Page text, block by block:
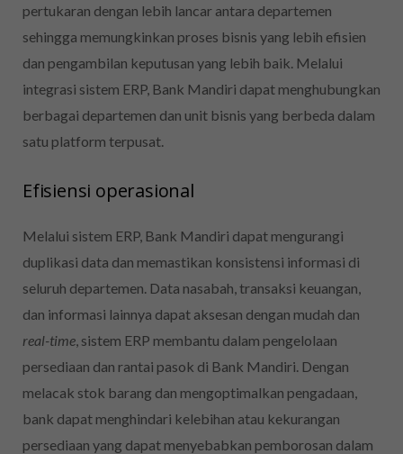
pertukaran dengan lebih lancar antara departemen
sehingga memungkinkan proses bisnis yang lebih efisien
dan pengambilan keputusan yang lebih baik. Melalui
integrasi sistem ERP, Bank Mandiri dapat menghubungkan
berbagai departemen dan unit bisnis yang berbeda dalam
satu platform terpusat.
Efisiensi operasional
Melalui sistem ERP, Bank Mandiri dapat mengurangi
duplikasi data dan memastikan konsistensi informasi di
seluruh departemen. Data nasabah, transaksi keuangan,
dan informasi lainnya dapat aksesan dengan mudah dan
real-time , sistem ERP membantu dalam pengelolaan
persediaan dan rantai pasok di Bank Mandiri. Dengan
melacak stok barang dan mengoptimalkan pengadaan,
bank dapat menghindari kelebihan atau kekurangan
persediaan yang dapat menyebabkan pemborosan dalam